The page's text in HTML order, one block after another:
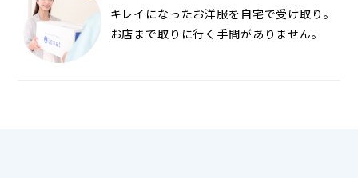
キレイになったお洋服を自宅で受け取り。
お店まで取りに行く手間がありません。